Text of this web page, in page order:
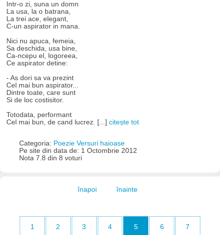
Intr-o zi, suna un domn
La usa, la o batrana,
La trei ace, elegant,
C-un aspirator in mana.
Nici nu apuca, femeia,
Sa deschida, usa bine,
Ca-ncepu el, logoreea,
Ce aspirator detine:
- As dori sa va prezint
Cel mai bun aspirator...
Dintre toate, care sunt
Si de loc costisitor.
Totodata, performant
Cel mai bun, de cand lucrez. [...]citește tot
Categoria: Poezie Versuri haioase
Pe site din data de: 1 Octombrie 2012
Nota 7.8 din 8 voturi
înapoi înainte
1 2 3 4 5 6 7